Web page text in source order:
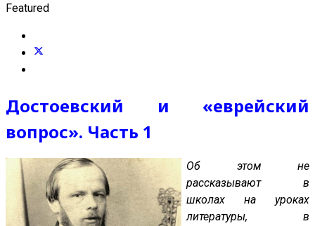
Featured
Достоевский и «еврейский
вопрос». Часть 1
Об этом не
рассказывают в
школах на уроках
литературы, в